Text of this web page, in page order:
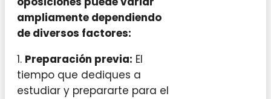
ampliamente dependiendo
de diversos factores:
1. Preparación previa: El
tiempo que dediques a
estudiar y prepararte para el